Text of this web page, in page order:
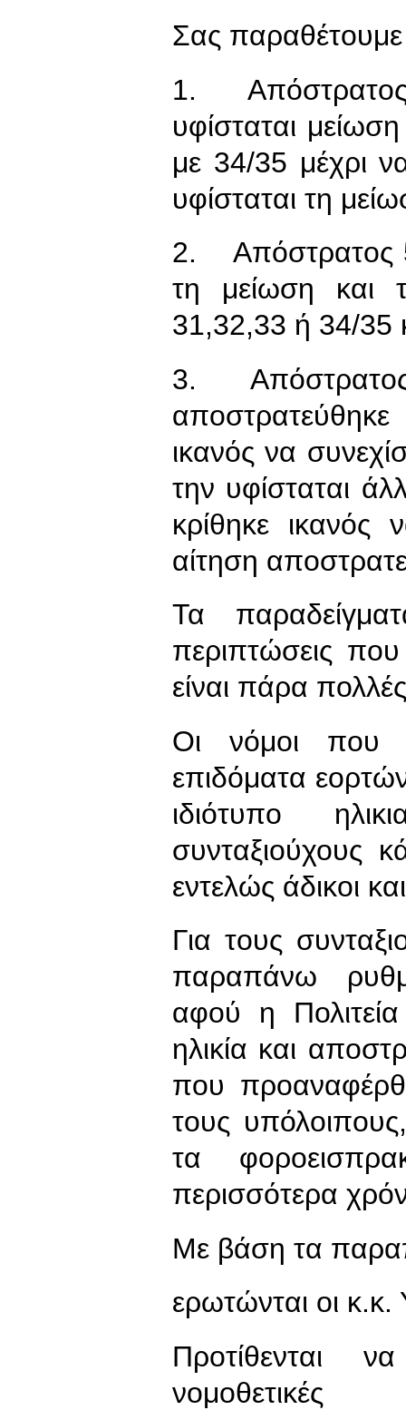
Σας
1. Απόστρατος
υφίσταται
με 34/35 μέχρι
υφίσταται τη
2. Απόστρατος
τη μείωση και
31,32,33 ή 34/35
3. Απόστρατος
ικανός να
την υφίσταται
κρίθηκε ικανός
αίτηση
Τα
περιπτώσεις που
είναι πάρα
Οι νόμοι που
επιδόματα
ιδιότυπο
συνταξιούχους
εντελώς άδικοι
Για τους
παραπάνω
αφού η
ηλικία και
που
τους
τα
περισσότερα
Με βάση τα
ερωτώνται οι
Προτίθενται
νομοθετικές